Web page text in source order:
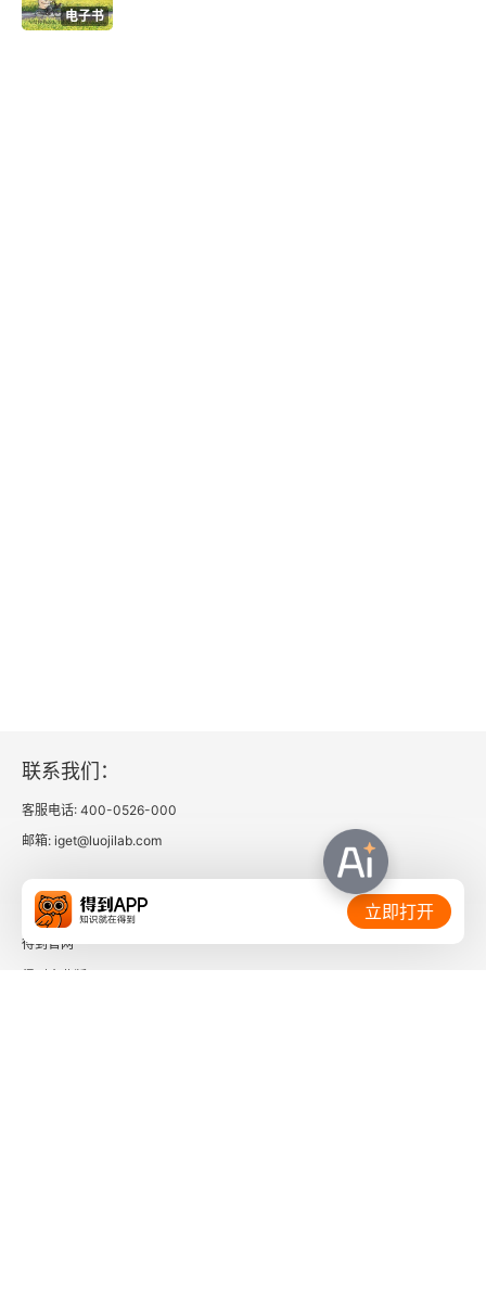
之间的错位感”。　　翻过海外访学这一页，走上北
她写爱情，但爱情只作为牵引故事的线索…… 这样
一种 “周婉京式” 风格，给《取出疯石》增添了别样
的魅力。　　虽然新颖的文风让周婉京收获了 “文
学新人类” 的评价，但她本人却不甚在意。她对自
己的定位并不是天才型选手，写作与其说是寻找灵
电子书
联系我们：
客服电话: 400-0526-000
邮箱: iget@luojilab.com
相关链接：
得到官网
立即打开